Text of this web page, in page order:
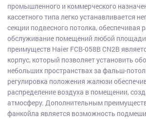
промышленного и коммерческого
кассетного типа легко устанавливается
секции подвесного потолка, обеспечивая
обслуживание помещений любой
преимуществ Haier FCB-058B CN2B
корпус, который позволяет установить
небольших пространствах за фальш-
регулировка положения жалюзи
распределение воздуха в помещении,
атмосферу. Дополнительным
фанкойла является возможность